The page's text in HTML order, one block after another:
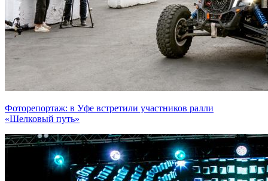
Фоторепортаж: в Уфе встретили участников ралли
«Шелковый путь»